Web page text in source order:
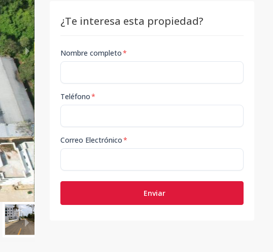
¿Te interesa esta propiedad?
Nombre completo*
Teléfono*
Correo Electrónico*
Enviar